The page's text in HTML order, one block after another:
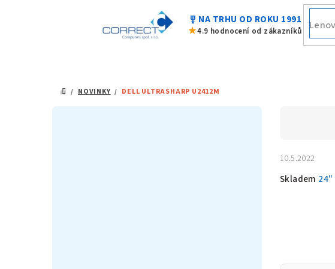
military_tech NA TRHU OD ROKU 1991
star4.9 hodnocení od zákazníků
DOMŮ
/ NOVINKY / DELL ULTRASHARP U2412M
10.5.2022
Skladem 24"